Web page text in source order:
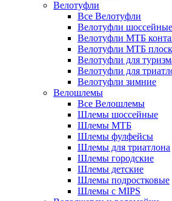
Велотуфли
Все Велотуфли
Велотуфли шоссейные
Велотуфли МТБ
Велотуфли МТБ
Велотуфли для
Велотуфли для
Велотуфли зимние
Велошлемы
Все Велошлемы
Шлемы шоссейные
Шлемы МТБ
Шлемы фулфейсы
Шлемы для триатлона
Шлемы городские
Шлемы детские
Шлемы подростковые
Шлемы с MIPS